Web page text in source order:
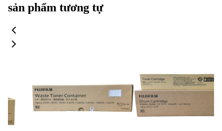
sản phẩm tương tự